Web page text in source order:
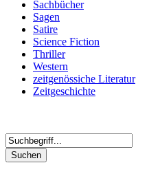
Sachbücher
Sagen
Satire
Science Fiction
Thriller
Western
zeitgenössiche Literatur
Zeitgeschichte